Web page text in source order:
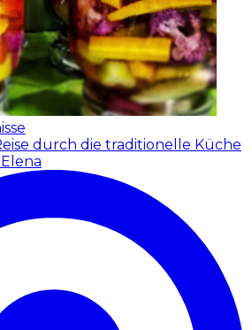
durch die traditionelle Küche